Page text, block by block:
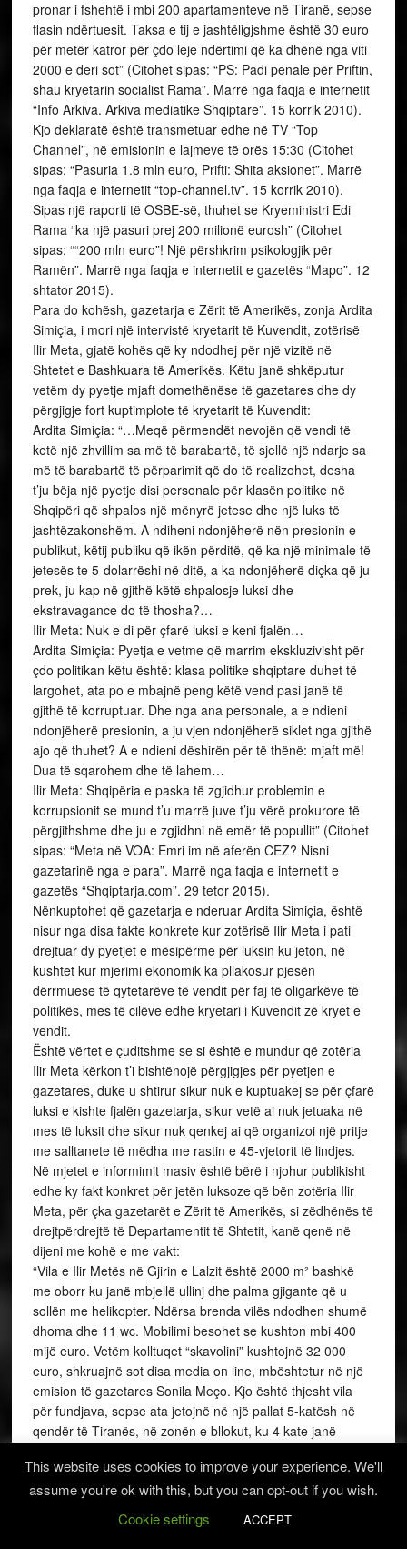
pronar i fshehtë i mbi 200 apartamenteve në Tiranë, sepse
flasin ndërtuesit. Taksa e tij e jashtëligjshme është 30 euro
për metër katror për çdo leje ndërtimi që ka dhënë nga viti
2000 e deri sot” (Citohet sipas: “PS: Padi penale për Priftin,
shau kryetarin socialist Rama”. Marrë nga faqja e internetit
“Info Arkiva. Arkiva mediatike Shqiptare”. 15 korrik 2010).
Kjo deklaratë është transmetuar edhe në TV “Top
Channel”, në emisionin e lajmeve të orës 15:30 (Citohet
sipas: “Pasuria 1.8 mln euro, Prifti: Shita aksionet”. Marrë
nga faqja e internetit “top-channel.tv”. 15 korrik 2010).
Sipas një raporti të OSBE-së, thuhet se Kryeministri Edi
Rama “ka një pasuri prej 200 milionë eurosh” (Citohet
sipas: ““200 mln euro”! Një përshkrim psikologjik për
Ramën”. Marrë nga faqja e internetit e gazetës “Mapo”. 12
shtator 2015).
Para do kohësh, gazetarja e Zërit të Amerikës, zonja Ardita
Simiçia, i mori një intervistë kryetarit të Kuvendit, zotërisë
Ilir Meta, gjatë kohës që ky ndodhej për një vizitë në
Shtetet e Bashkuara të Amerikës. Këtu janë shkëputur
vetëm dy pyetje mjaft domethënëse të gazetares dhe dy
përgjigje fort kuptimplote të kryetarit të Kuvendit:
Ardita Simiçia: “…Meqë përmendët nevojën që vendi të
ketë një zhvillim sa më të barabartë, të sjellë një ndarje sa
më të barabartë të përparimit që do të realizohet, desha
t’ju bëja një pyetje disi personale për klasën politike në
Shqipëri që shpalos një mënyrë jetese dhe një luks të
jashtëzakonshëm. A ndiheni ndonjëherë nën presionin e
publikut, këtij publiku që ikën përditë, që ka një minimale të
jetesës te 5-dolarrëshi në ditë, a ka ndonjëherë diçka që ju
prek, ju kap në gjithë këtë shpalosje luksi dhe
ekstravagance do të thosha?…
Ilir Meta: Nuk e di për çfarë luksi e keni fjalën…
Ardita Simiçia: Pyetja e vetme që marrim ekskluzivisht për
çdo politikan këtu është: klasa politike shqiptare duhet të
largohet, ata po e mbajnë peng këtë vend pasi janë të
gjithë të korruptuar. Dhe nga ana personale, a e ndieni
ndonjëherë presionin, a ju vjen ndonjëherë siklet nga gjithë
ajo që thuhet? A e ndieni dëshirën për të thënë: mjaft më!
Dua të sqarohem dhe të lahem…
Ilir Meta: Shqipëria e paska të zgjidhur problemin e
korrupsionit se mund t’u marrë juve t’ju vërë prokurore të
përgjithshme dhe ju e zgjidhni në emër të popullit” (Citohet
sipas: “Meta në VOA: Emri im në aferën CEZ? Nisni
gazetarinë nga e para”. Marrë nga faqja e internetit e
gazetës “Shqiptarja.com”. 29 tetor 2015).
Nënkuptohet që gazetarja e nderuar Ardita Simiçia, është
nisur nga disa fakte konkrete kur zotërisë Ilir Meta i pati
drejtuar dy pyetjet e mësipërme për luksin ku jeton, në
kushtet kur mjerimi ekonomik ka pllakosur pjesën
dërrmuese të qytetarëve të vendit për faj të oligarkëve të
politikës, mes të cilëve edhe kryetari i Kuvendit zë kryet e
vendit.
Është vërtet e çuditshme se si është e mundur që zotëria
Ilir Meta kërkon t’i bishtënojë përgjigjes për pyetjen e
gazetares, duke u shtirur sikur nuk e kuptuakej se për çfarë
luksi e kishte fjalën gazetarja, sikur vetë ai nuk jetuaka në
mes të luksit dhe sikur nuk qenkej ai që organizoi një pritje
me salltanete të mëdha me rastin e 45-vjetorit të lindjes.
Në mjetet e informimit masiv është bërë i njohur publikisht
edhe ky fakt konkret për jetën luksoze që bën zotëria Ilir
Meta, për çka gazetarët e Zërit të Amerikës, si zëdhënës të
drejtpërdrejtë të Departamentit të Shtetit, kanë qenë në
dijeni me kohë e me vakt:
“Vila e Ilir Metës në Gjirin e Lalzit është 2000 m² bashkë
me oborr ku janë mbjellë ullinj dhe palma gjigante që u
sollën me helikopter. Ndërsa brenda vilës ndodhen shumë
dhoma dhe 11 wc. Mobilimi besohet se kushton mbi 400
mijë euro. Vetëm kolltuqet “skavolini” kushtojnë 32 000
euro, shkruajnë sot disa media on line, mbështetur në një
emision të gazetares Sonila Meço. Kjo është thjesht vila
për fundjava, sepse ata jetojnë në një pallat 5-katësh në
qendër të Tiranës, në zonën e bllokut, ku 4 kate janë
Këto janë fotot e bëra gjatë një interviste të dhënë për
mediat nga bashkëshortja e kreut të LSI, Kryemadhi, e cila
është edhe deputete. Sipas Monikës, edhe macja ka
tualetin e veçantë për të kryer nevojat personale” (Citohet
This website uses cookies to improve your experience. We'll
assume you're ok with this, but you can opt-out if you wish.
Cookie settings
ACCEPT